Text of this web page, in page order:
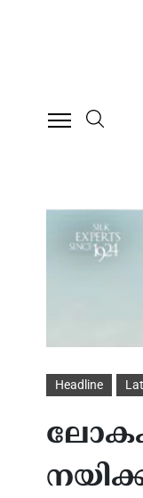
Headline